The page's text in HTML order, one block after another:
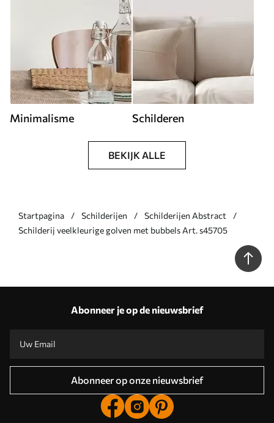
Minimalisme Schilderen
BEKIJK ALLE
Startpagina Schilderijen
Schilderijen Abstract
Schilderij veelkleurige golven met bubbels Art. s45705
Abonneer je op de nieuwsbrief
Abonneer op onze nieuwsbrief